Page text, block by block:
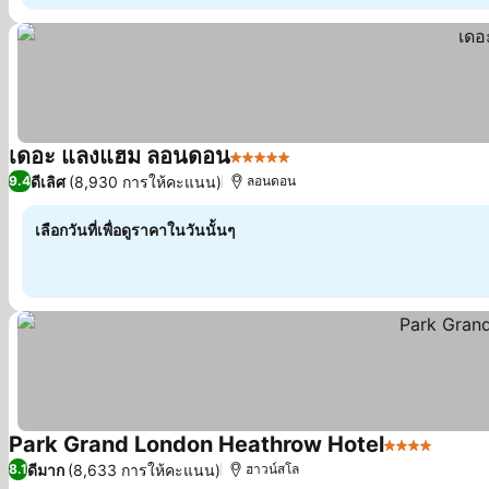
เดอะ แลงแฮม ลอนดอน5 ดาว
9.4ดีเลิศ (8,930 การให้คะแนน) ลอนดอน
เลือกวันที่เพื่อดูราคาในวันนั้นๆ
Park Grand London Heathrow Hotel4 ดาว
8.1ดีมาก (8,633 การให้คะแนน) ฮาวน์สโล